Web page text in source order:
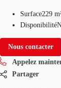
Surface229
Disponibilité
Nous contacter
Appelez
Partager